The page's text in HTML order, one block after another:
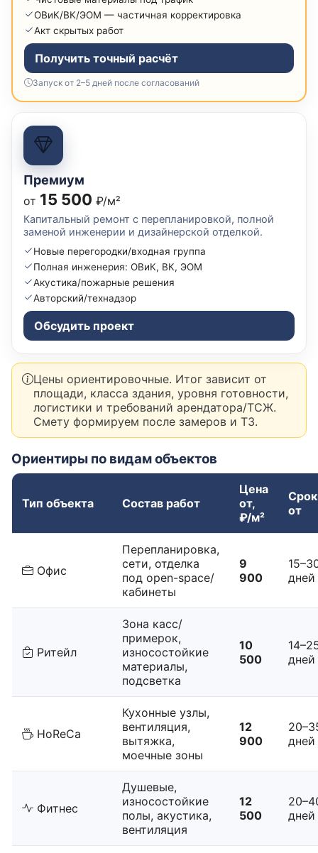
ОВиК/ВК/ЭОМ — частичная корректировка
Акт скрытых работ
Получить точный расчёт
Запуск от 2–5 дней после согласований
Премиум
от 15 500 ₽/м²
Капитальный ремонт с перепланировкой, полной
заменой инженерии и дизайнерской отделкой.
Новые перегородки/входная группа
Полная инженерия: ОВиК, ВК, ЭОМ
Акустика/пожарные решения
Авторский/технадзор
Обсудить проект
Цены ориентировочные. Итог зависит от
площади, класса здания, уровня готовности,
логистики и требований арендатора/ТСЖ.
Смету формируем после замеров и ТЗ.
Ориентиры по видам объектов
Тип объекта Состав работ
Цена
от,
₽/м²
от
Офис
Перепланировка,
сети, отделка
под open-space/
кабинеты
9
900
дней
Ритейл
Зона касс/
примерок,
износостойкие
материалы,
подсветка
10
500
дней
HoReCa
Кухонные узлы,
вентиляция,
вытяжка,
моечные зоны
12
900
дней
Фитнес
Душевые,
износостойкие
полы, акустика,
вентиляция
12
500
дней